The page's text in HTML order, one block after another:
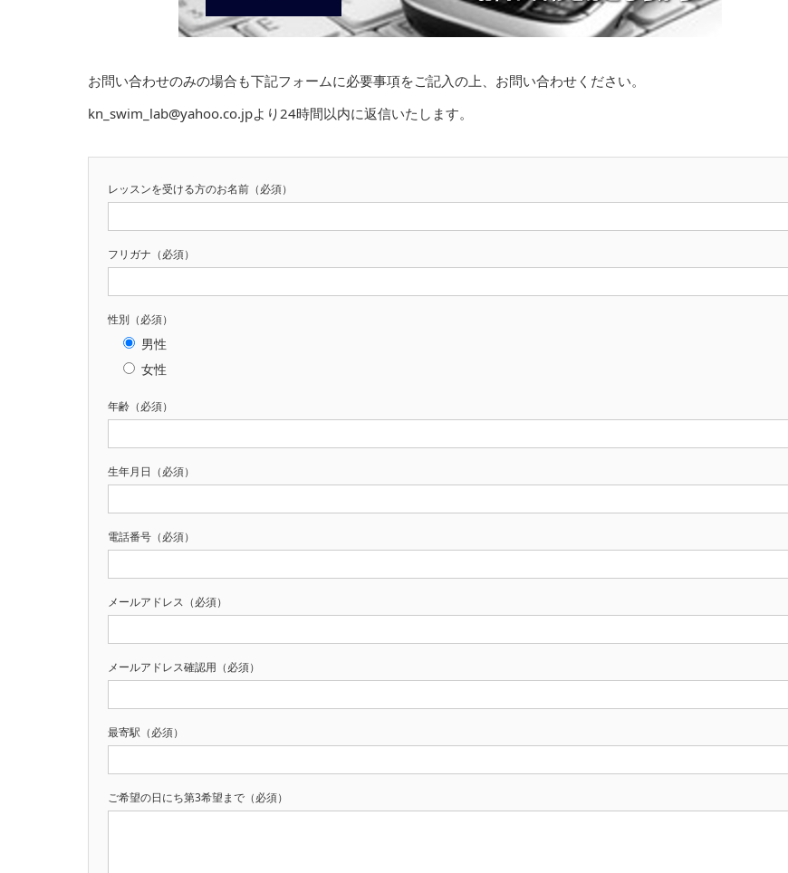
お問い合わせのみの場合も下記フォームに必要事項をご記入の上、お問い合わせください。
kn_swim_lab@yahoo.co.jpより24時間以内に返信いたします。
レッスンを受ける方のお名前（必須）
フリガナ（必須）
性別（必須）
男性
女性
年齢（必須）
生年月日（必須）
電話番号（必須）
メールアドレス（必須）
メールアドレス確認用（必須）
最寄駅（必須）
ご希望の日にち第3希望まで（必須）